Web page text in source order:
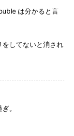
は分かると言
をしてないと消され
。